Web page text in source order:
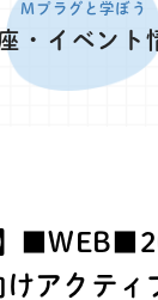
Mプラグと学ぼう
・イベント
アクティ